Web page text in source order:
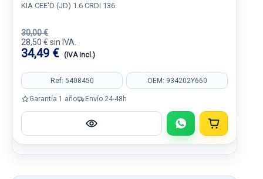
KIA CEE'D (JD) 1.6 CRDI 136
30,00 €
28,50 € sin IVA.
34,49 € (IVA incl.)
Ref: 5408450 OEM: 934202Y660
Garantía 1 año Envío 24-48h